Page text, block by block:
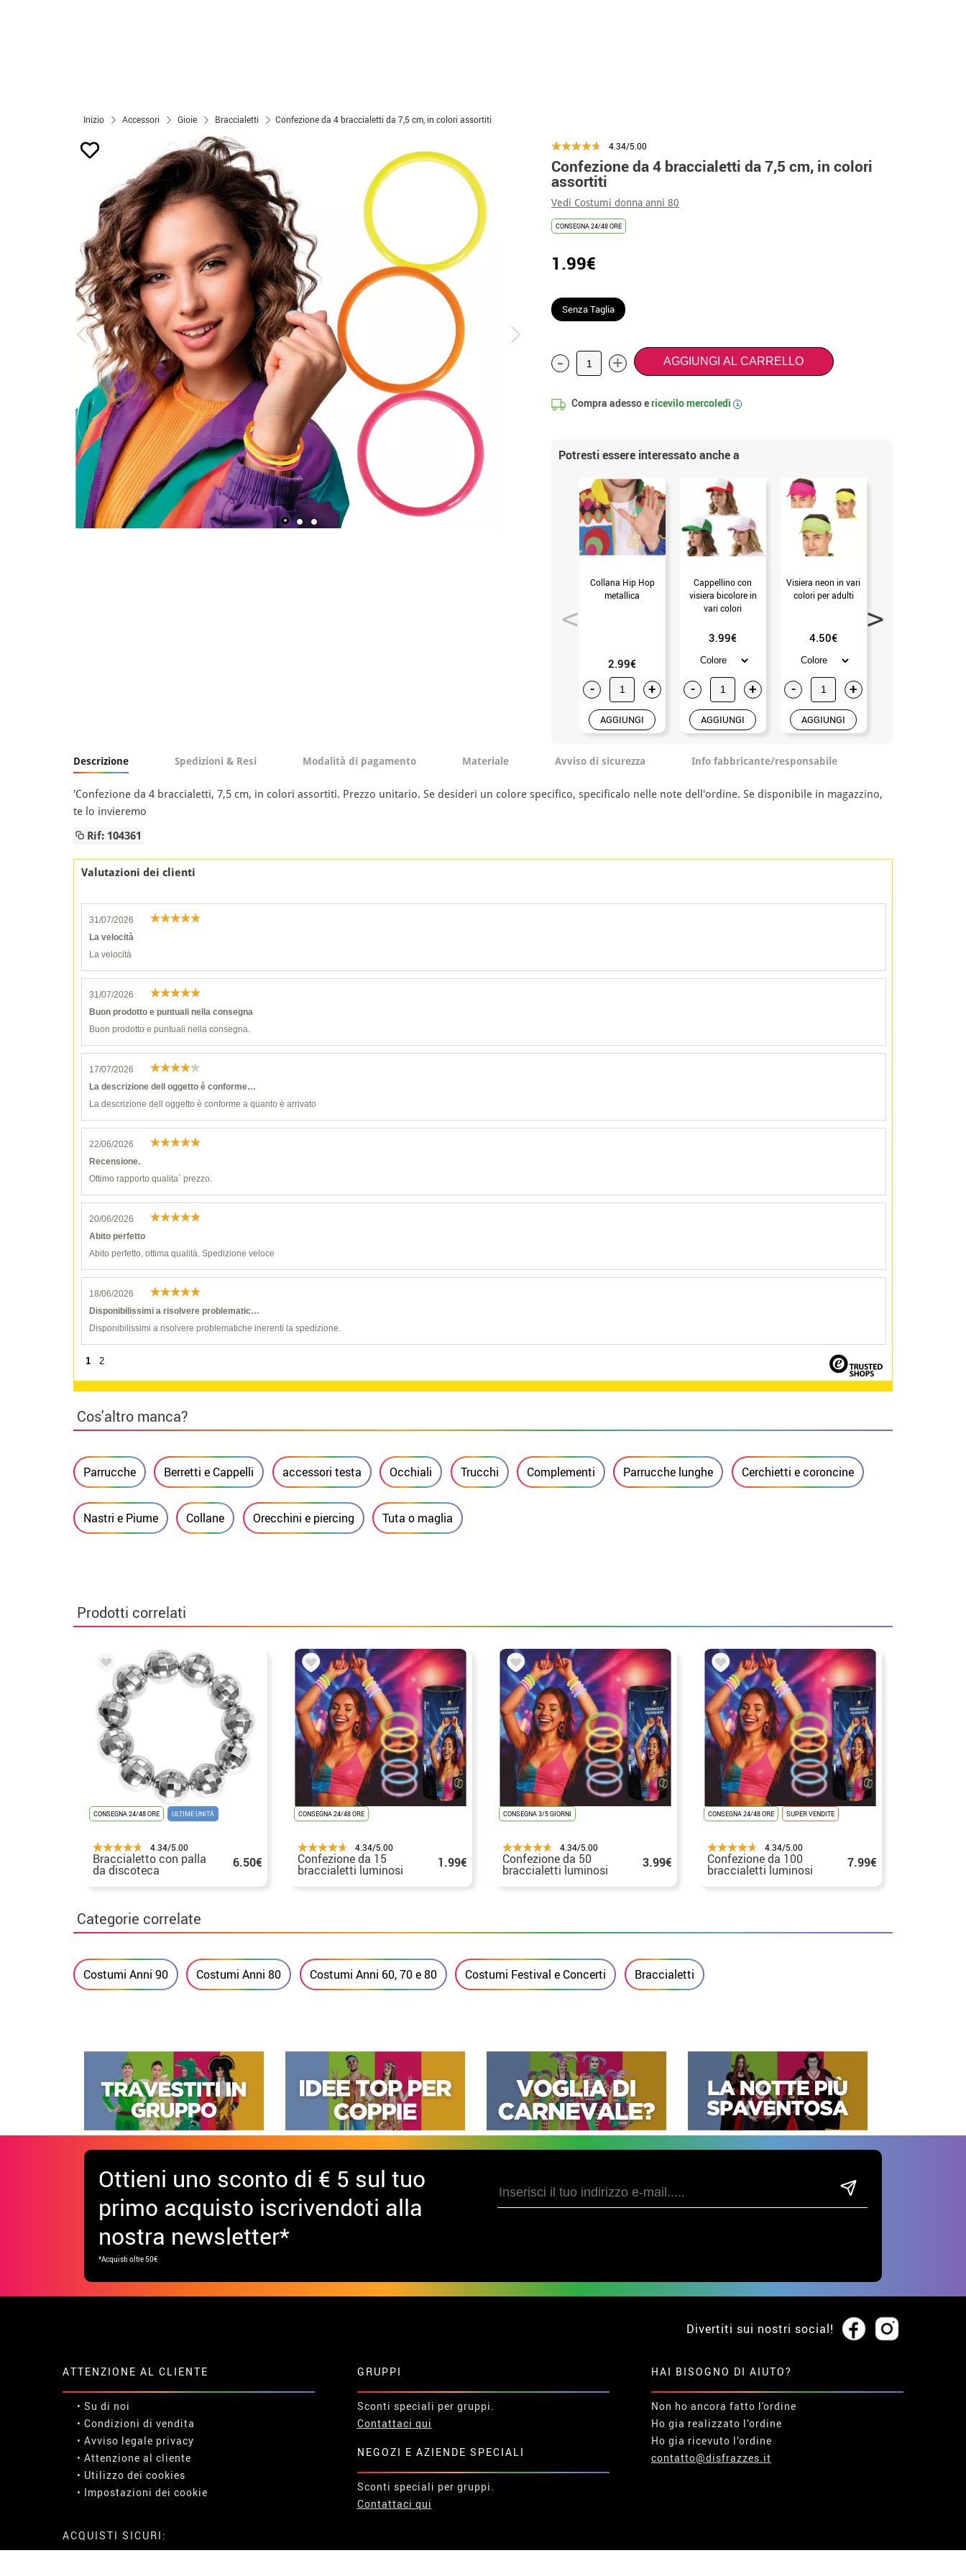
Inizio Accessori Gioie Braccialetti Confezione da 4 braccialetti da 7,5 cm, in colori assortiti
4.34/5.00
Confezione da 4 braccialetti da 7,5 cm, in colori
assortiti
Vedi Costumi donna anni 80
CONSEGNA 24/48 ORE
1.99€
Senza Taglia
- + AGGIUNGI AL CARRELLO
Compra adesso ericevilomercoledì i
Potresti essere interessato anche a
Collana Hip Hop
metallica
2.99€
- +
AGGIUNGI
Cappellino con
visiera bicolore in
vari colori
3.99€
- +
AGGIUNGI
Visiera neon in vari
colori per adulti
4.50€
- +
AGGIUNGI
Descrizione Spedizioni & Resi Modalità di pagamento Materiale Avviso di sicurezza Info fabbricante/responsabile
'Confezione da 4 braccialetti, 7,5 cm, in colori assortiti. Prezzo unitario. Se desideri un colore specifico, specificalo nelle note dell'ordine. Se disponibile in magazzino,
te lo invieremo
Rif: 104361
Valutazioni dei clienti
31/07/2026
La velocità
La velocità
31/07/2026
Buon prodotto e puntuali nella consegna
Buon prodotto e puntuali nella consegna.
17/07/2026
La descrizione dell oggetto è conforme…
La descrizione dell oggetto è conforme a quanto è arrivato
22/06/2026
Recensione.
Ottimo rapporto qualita` prezzo.
20/06/2026
Abito perfetto
Abito perfetto, ottima qualità. Spedizione veloce
18/06/2026
Disponibilissimi a risolvere problematic…
Disponibilissimi a risolvere problematiche inerenti la spedizione.
1 2
Cos'altro manca?
Parrucche Berretti e Cappelli accessori testa Occhiali Trucchi Complementi Parrucche lunghe Cerchietti e coroncine
Nastri e Piume Collane Orecchini e piercing Tuta o maglia
Prodotti correlati
CONSEGNA 24/48 ORE ULTIME UNITÀ
4.34/5.00
Braccialetto con palla
da discoteca 6.50€
CONSEGNA 24/48 ORE
4.34/5.00
Confezione da 15
braccialetti luminosi 1.99€
CONSEGNA 3/5 GIORNI
4.34/5.00
Confezione da 50
braccialetti luminosi 3.99€
CONSEGNA 24/48 ORE SUPER VENDITE
4.34/5.00
Confezione da 100
braccialetti luminosi 7.99€
Categorie correlate
Costumi Anni 90 Costumi Anni 80 Costumi Anni 60, 70 e 80 Costumi Festival e Concerti Braccialetti
Ottieni uno sconto di € 5 sul tuo
primo acquisto iscrivendoti alla
nostra newsletter*
*Acquisti oltre 50€
Divertiti sui nostri social!
ATTENZIONE AL CLIENTE
• Su di noi
• Condizioni di vendita
• Avviso legale privacy
• Attenzione al cliente
• Utilizzo dei cookies
• Impostazioni dei cookie
GRUPPI
Sconti speciali per gruppi.
Contattaci qui
NEGOZI E AZIENDE SPECIALI
Sconti speciali per gruppi.
Contattaci qui
HAI BISOGNO DI AIUTO?
Non ho ancora fatto l'ordine
Ho gia realizzato l’ordine
Ho gia ricevuto l’ordine
contatto@disfrazzes.it
ACQUISTI SICURI: